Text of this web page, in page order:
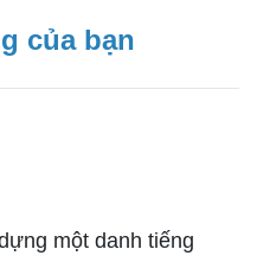
của bạn
một danh tiếng